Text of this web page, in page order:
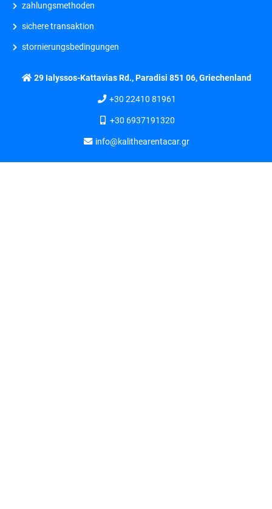
zahlungsmethoden
sichere transaktion
stornierungsbedingungen
29 Ialyssos-Kattavias Rd., Paradisi 851 06, Griechenland
+30 22410 81961
+30 6937191320
info@kalithearentacar.gr